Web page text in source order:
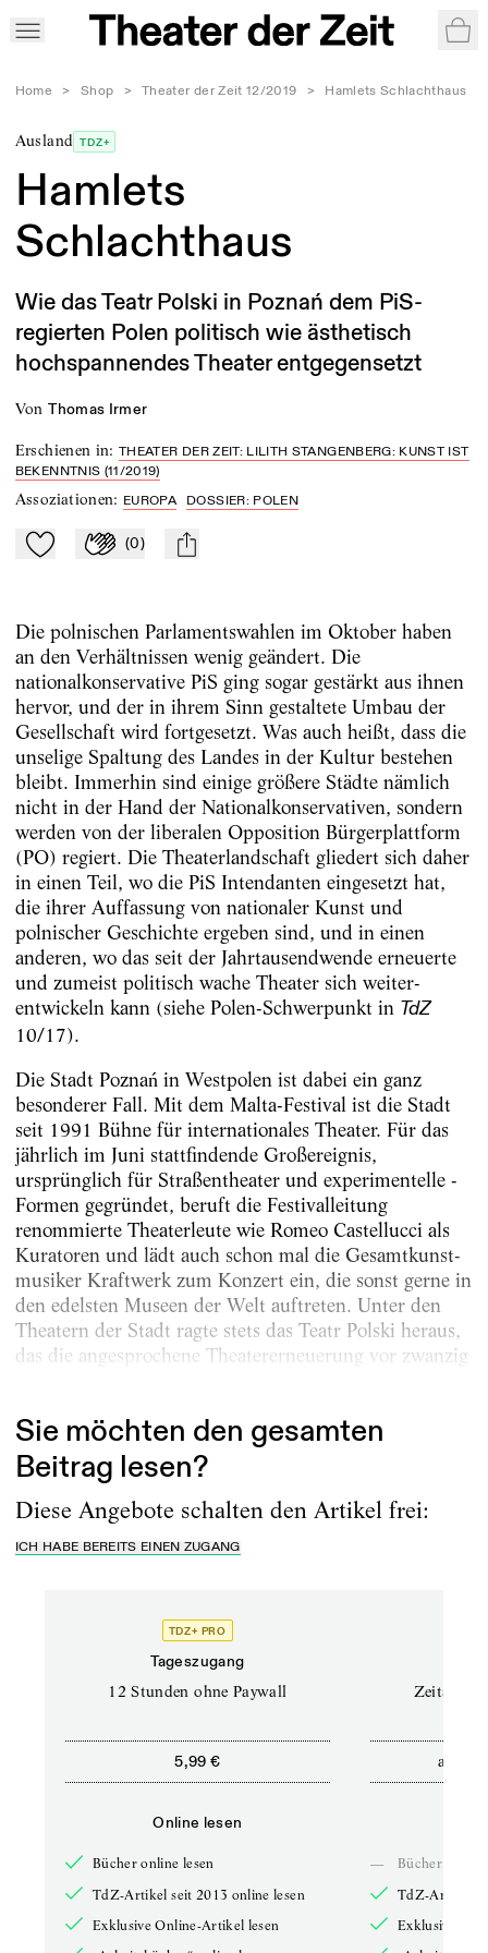
Home > Shop > Theater der Zeit 12/2019 > Hamlets Schlachthaus
Ausland TDZ+
Hamlets
Schlachthaus
Wie das Teatr Polski in Poznań dem PiS-
regierten Polen politisch wie ästhetisch
hochspannendes Theater entgegensetzt
von Thomas Irmer
Erschienen in:THEATER DER ZEIT: LILITH STANGENBERG: KUNST IST
BEKENNTNIS (11/2019)
Assoziationen: EUROPA DOSSIER: POLEN
Zu Mein-TdZ hinzufügen
Applaudieren
(0) mail
Die polnischen Parlamentswahlen im Oktober haben
an den Verhältnissen wenig geändert. Die
nationalkonservative PiS ging sogar gestärkt aus ihnen
hervor, und der in ihrem Sinn gestaltete Umbau der
Gesellschaft wird fortgesetzt. Was auch heißt, dass die
unselige Spaltung des Landes in der Kultur bestehen
bleibt. ­Immerhin sind einige größere Städte nämlich
nicht in der Hand der Nationalkonservativen, sondern
werden von der liberalen Opposition Bürgerplattform
(PO) regiert. Die Theaterlandschaft gliedert sich daher
in einen Teil, wo die PiS Intendanten eingesetzt hat,
die ihrer ­Auffassung von nationaler Kunst und
polnischer Geschichte er­geben sind, und in einen
anderen, wo das seit der Jahrtausendwende erneuerte
und zumeist politisch wache Theater sich wei­ter­
entwickeln kann (siehe Polen-Schwerpunkt in TdZ
10/17).
Die Stadt Poznań in Westpolen ist dabei ein ganz
besonderer Fall. Mit dem Malta-Festival ist die Stadt
seit 1991 Bühne für internationales Theater. Für das
jährlich im Juni stattfindende Groß­ereignis,
ursprünglich für Straßentheater und experimentelle ­
Formen gegründet, beruft die Festivalleitung
renommierte Theaterleute wie Romeo Castellucci als
Kuratoren und lädt auch schon mal die Gesamtkunst­
musiker Kraftwerk zum Konzert ein, die sonst gerne in
den edelsten Museen der Welt auftreten. Unter den
Theatern der Stadt ragte stets das Teatr Polski heraus,
das die angesprochene Theater­erneuerung vor zwanzig
Sie möchten den gesamten
Beitrag lesen?
Diese Angebote schalten den Artikel frei:
ICH HABE BEREITS EINEN ZUGANG
TDZ+ PRO
Tageszugang
12 Stunden ohne Paywall
5,99 €
Online lesen
Bücher online lesen
TdZ-Artikel seit 2013 online lesen
Exklusive Online-Artikel lesen
ab
—
Bücher online
TdZ-Artikel
Exklusive